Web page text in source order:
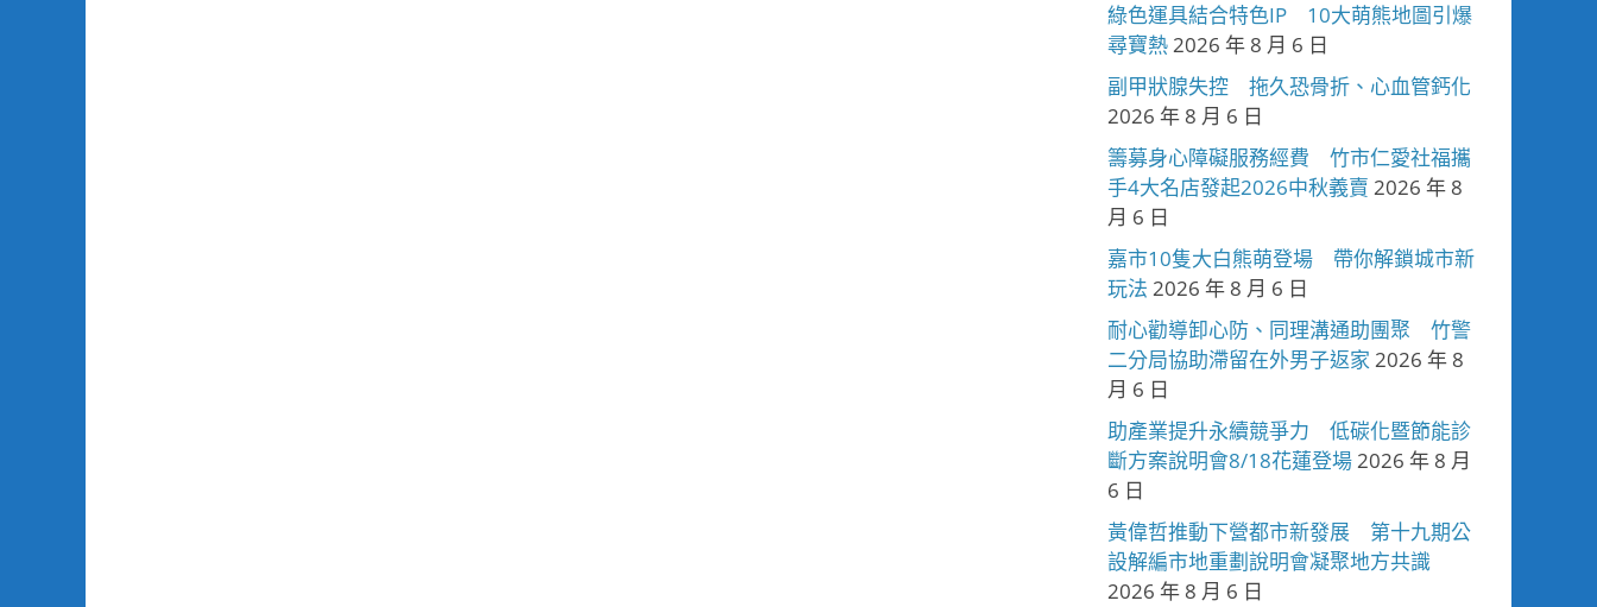
綠色運具結合特色IP 10大萌熊地圖引爆
尋寶熱2026 年 8 月 6 日
副甲狀腺失控 拖久恐骨折、心血管鈣化
2026 年 8 月 6 日
籌募身心障礙服務經費 竹市仁愛社福攜
手4大名店發起2026中秋義賣 2026 年 8
月 6 日
嘉市10隻大白熊萌登場 帶你解鎖城市新
玩法 2026 年 8 月 6 日
耐心勸導卸心防、同理溝通助團聚 竹警
二分局協助滯留在外男子返家 2026 年 8
月 6 日
助產業提升永續競爭力 低碳化暨節能診
斷方案說明會8/18花蓮登場2026 年 8 月
6 日
黃偉哲推動下營都市新發展 第十九期公
設解編市地重劃說明會凝聚地方共識
2026 年 8 月 6 日